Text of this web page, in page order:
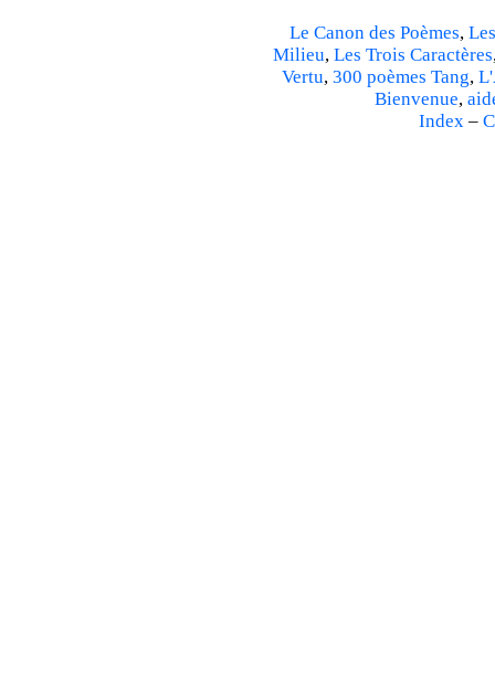
Le Canon des Poèmes,
Milieu, Les Trois Caractères
Vertu, 300 poèmes Tang,
Bienvenue,
Index –